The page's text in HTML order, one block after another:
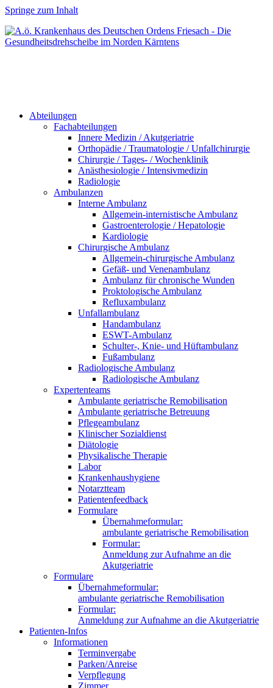
Springe zum Inhalt
Abteilungen
Fachabteilungen
Innere Medizin / Akutgeriatrie
Orthopädie / Traumatologie / Unfallchirurgie
Chirurgie / Tages- / Wochenklinik
Anästhesiologie / Intensivmedizin
Radiologie
Ambulanzen
Interne Ambulanz
Allgemein-internistische Ambulanz
Gastroenterologie / Hepatologie
Kardiologie
Chirurgische Ambulanz
Allgemein-chirurgische Ambulanz
Gefäß- und Venenambulanz
Ambulanz für chronische Wunden
Proktologische Ambulanz
Refluxambulanz
Unfallambulanz
Handambulanz
ESWT-Ambulanz
Schulter-, Knie- und Hüftambulanz
Fußambulanz
Radiologische Ambulanz
Radiologische Ambulanz
Expertenteams
Ambulante geriatrische Remobilisation
Ambulante geriatrische Betreuung
Pflegeambulanz
Klinischer Sozialdienst
Diätologie
Physikalische Therapie
Labor
Krankenhaushygiene
Notarztteam
Patientenfeedback
Formulare
Übernahmeformular:
ambulante geriatrische Remobilisation
Formular:
Anmeldung zur Aufnahme an die
Akutgeriatrie
Formulare
Übernahmeformular:
ambulante geriatrische Remobilisation
Formular:
Anmeldung zur Aufnahme an die Akutgeriatrie
Patienten-Infos
Informationen
Terminvergabe
Parken/Anreise
Verpflegung
Zimmer